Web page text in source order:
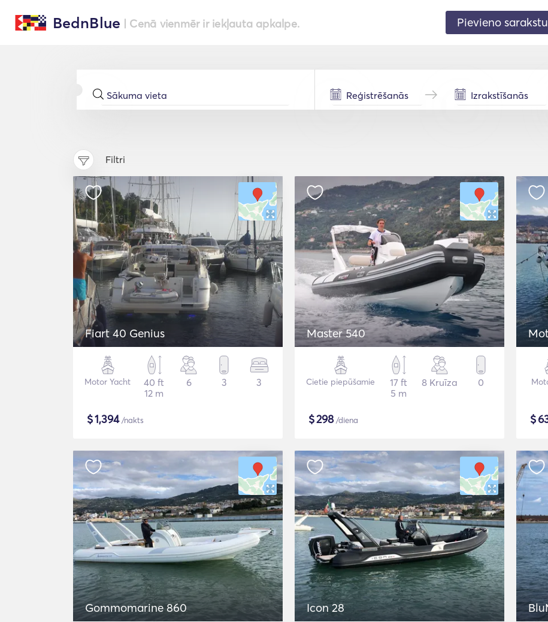
BednBlue | Cenā vienmēr ir iekļauta apkalpe. Pievieno sarakstu
Filtri
Fiart 40 Genius
Motor Yacht
40 ft
12 m
6 3 3
$1,394/nakts
Master 540
Cietie piepūšamie
17 ft
5 m
8 Kruīza 0
$298/diena $
Gommomarine 860 Icon 28